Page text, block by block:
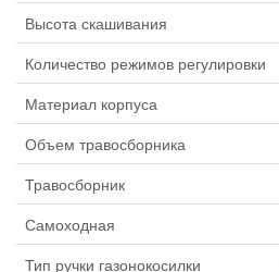
Высота скашивания
Количество режимов регулировки
Материал корпуса
Объем травосборника
Травосборник
Самоходная
Тип ручки газонокосилки